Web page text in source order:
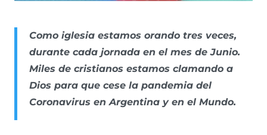
Como iglesia estamos orando tres veces,
durante cada jornada en el mes de Junio.
Miles de cristianos estamos clamando a
Dios para que cese la pandemia del
Coronavirus en Argentina y en el Mundo.